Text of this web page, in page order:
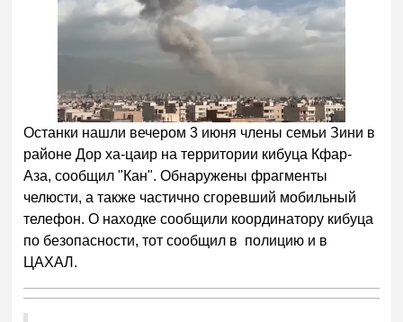
Останки нашли вечером 3 июня члены семьи Зини в
районе Дор ха-цаир на территории кибуца Кфар-
Аза, сообщил "Кан". Обнаружены фрагменты
челюсти, а также частично сгоревший мобильный
телефон. О находке сообщили координатору кибуца
по безопасности, тот сообщил в полицию и в
ЦАХАЛ.